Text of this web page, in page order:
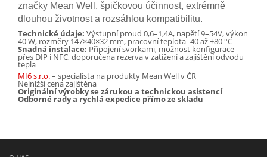
značky Mean Well, špičkovou účinnost, extrémně
dlouhou životnost a rozsáhlou kompatibilitu.
Technické údaje: Výstupní proud 0,6–1,4A, napětí 9–54V, výkon
40 W, rozměry 147×40×32 mm, pracovní teplota -40 až +80 °C
Snadná instalace: Připojení svorkami, možnost konfigurace
přes DIP i NFC, doporučena rezerva v zatížení a zajištění odvodu
tepla
MI6 s.r.o.– specialista na produkty Mean Well v ČR
Nejnižší cena zajištěna
Originální výrobky se zárukou a technickou asistencí
Odborné rady a rychlá expedice přímo ze skladu